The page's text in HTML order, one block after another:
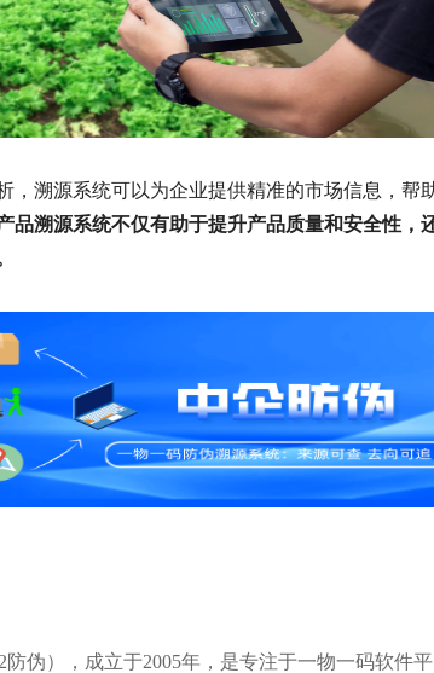
，溯源系统可以为企业提供精准的市场信息，帮
品溯源系统不仅有助于提升产品质量和安全性
伪），成立于2005年，是专注于一物一码软件平